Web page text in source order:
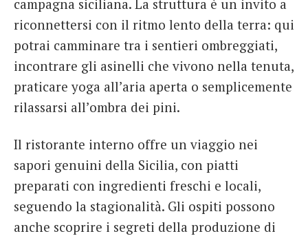
campagna siciliana. La struttura è un invito a
riconnettersi con il ritmo lento della terra: qui
potrai camminare tra i sentieri ombreggiati,
incontrare gli asinelli che vivono nella tenuta,
praticare yoga all’aria aperta o semplicemente
rilassarsi all’ombra dei pini.
Il ristorante interno offre un viaggio nei
sapori genuini della Sicilia, con piatti
preparati con ingredienti freschi e locali,
seguendo la stagionalità. Gli ospiti possono
anche scoprire i segreti della produzione di